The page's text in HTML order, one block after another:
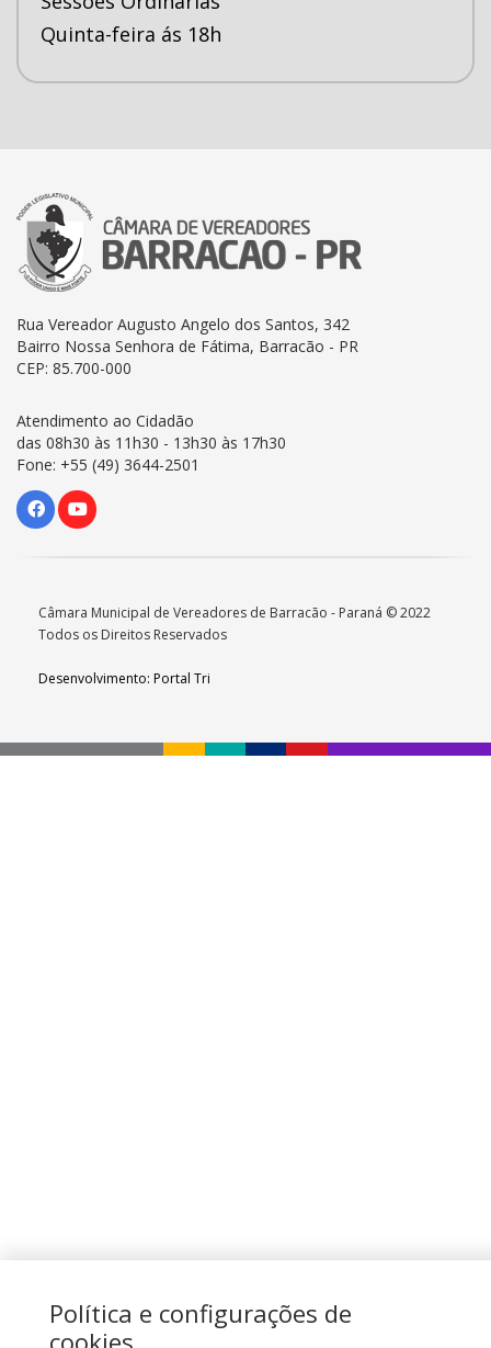
Quinta-feira ás 18h
Rua Vereador Augusto Angelo dos Santos, 342
Bairro Nossa Senhora de Fátima, Barracão - PR
CEP: 85.700-000
Atendimento ao Cidadão
das 08h30 às 11h30 - 13h30 às 17h30
Fone: +55 (49) 3644-2501
Câmara Municipal de Vereadores de Barracão - Paraná © 2022
Todos os Direitos Reservados
Desenvolvimento: Portal Tri
Política e configurações de
cookies